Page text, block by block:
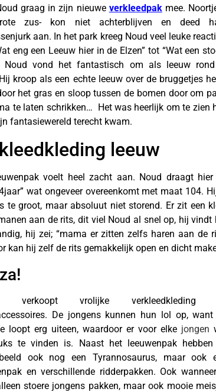
graag in zijn nieuwe verkleedpakmee.
zus- kon niet achterblijven en deed
aan. In het park kreeg Noud veel leuke
eng een Leeuw hier in de Elzen” tot “Wat een
Noud vond het fantastisch om als leeuw
kroop als een echte leeuw over de bruggetjes
het gras en sloop tussen de bomen door om
te laten schrikken… Het was heerlijk om te zien
fantasiewereld terecht kwam.
leeuw
voelt heel zacht aan. Noud draagt hier
wat ongeveer overeenkomt met maat 104.
te groot, maar absoluut niet storend. Er zit een
aan de rits, dit viel Noud al snel op, hij vindt
hij zei; “mama er zitten zelfs haren aan de
kan hij zelf de rits gemakkelijk open en dicht
verkoopt vrolijke verkleedkleding
De jongens kunnen hun lol op, want
loopt erg uiteen, waardoor er voor elke jongen
te vinden is. Naast het leeuwenpak
ook nog een Tyrannosaurus, maar ook
en verschillende ridderpakken. Ook
stoere jongens pakken, maar ook mooie